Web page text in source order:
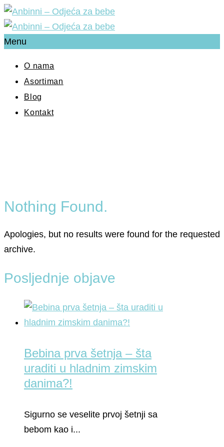
Menu
O nama
Asortiman
Blog
Kontakt
Nothing Found.
Apologies, but no results were found for the requested
archive.
Posljednje objave
Bebina prva šetnja – šta
uraditi u hladnim zimskim
danima?!
Sigurno se veselite prvoj šetnji sa
bebom kao i...